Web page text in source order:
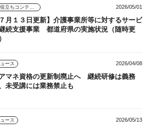
2026/05/01
７月１３日更新】介護事業所等に対するサービ
続支援事業 都道府県の実施状況（随時更
ース 2026/04/08
マネ資格の更新制廃止へ 継続研修は義務
未受講には業務禁止も
ース 2026/05/13